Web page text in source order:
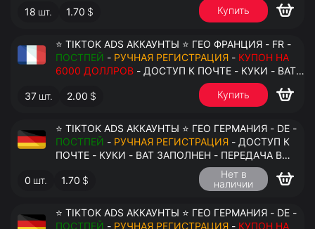
18 шт. 1.70 $ Купить
⭐ TIKTOK ADS АККАУНТЫ ⭐ ГЕО ФРАНЦИЯ - FR -
ПОСТПЕЙ - РУЧНАЯ РЕГИСТРАЦИЯ - КУПОН НА
6000 ДОЛЛРОВ - ДОСТУП К ПОЧТЕ - КУКИ - ВАТ
ЗАПОЛНЕН - ПЕРЕДАЧА В АНТИДЕТЕКТ
37 шт. 2.00 $ Купить
⭐ TIKTOK ADS АККАУНТЫ ⭐ ГЕО ГЕРМАНИЯ - DE -
ПОСТПЕЙ - РУЧНАЯ РЕГИСТРАЦИЯ - ДОСТУП К
ПОЧТЕ - КУКИ - ВАТ ЗАПОЛНЕН - ПЕРЕДАЧА В
0 шт. 1.70 $
Нет в
наличии
⭐ TIKTOK ADS АККАУНТЫ ⭐ ГЕО ГЕРМАНИЯ - DE -
ПОСТПЕЙ - РУЧНАЯ РЕГИСТРАЦИЯ - КУПОН НА